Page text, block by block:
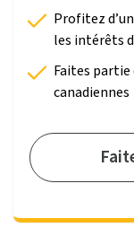
Profitez
les intérêts
Faites partie
canadiennes